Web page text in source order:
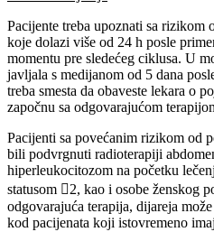
Pacijente treba upoznati sa rizikom
koje dolazi više od 24 h posle
momentu pre sledećeg ciklusa. U
javljala s medijanom od 5 dana
treba smesta da obaveste lekara o
započnu sa odgovarajućom
Pacijenti sa povećanim rizikom od
bili podvrgnuti radioterapiji
hiperleukocitozom na početku
statusom 2, kao i osobe ženskog
odgovarajuća terapija, dijareja
kod pacijenata koji istovremeno